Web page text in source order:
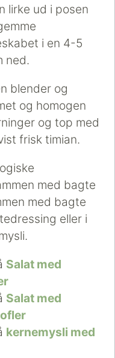
lirke ud i posen
i en 4-5
ned.
blender og
og homogen
og top med
frisk timian.
med bagte
med bagte
eller i
Salat med
Salat med
kernemysli med